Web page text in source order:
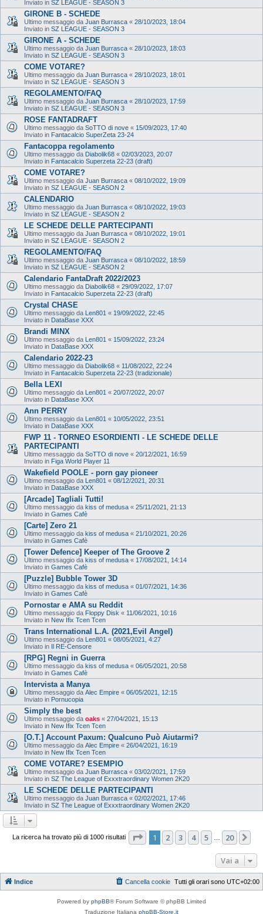
Inviato in SZ LEAGUE - SEASON 3
GIRONE B - SCHEDE
Ultimo messaggio da Juan Burrasca « 28/10/2023, 18:04
Inviato in SZ LEAGUE - SEASON 3
GIRONE A - SCHEDE
Ultimo messaggio da Juan Burrasca « 28/10/2023, 18:03
Inviato in SZ LEAGUE - SEASON 3
COME VOTARE?
Ultimo messaggio da Juan Burrasca « 28/10/2023, 18:01
Inviato in SZ LEAGUE - SEASON 3
REGOLAMENTO/FAQ
Ultimo messaggio da Juan Burrasca « 28/10/2023, 17:59
Inviato in SZ LEAGUE - SEASON 3
ROSE FANTADRAFT
Ultimo messaggio da SoTTO di nove « 15/09/2023, 17:40
Inviato in Fantacalcio SuperZeta 23-24
Fantacoppa regolamento
Ultimo messaggio da Diabolik68 « 02/03/2023, 20:07
Inviato in Fantacalcio Superzeta 22-23 (draft)
COME VOTARE?
Ultimo messaggio da Juan Burrasca « 08/10/2022, 19:09
Inviato in SZ LEAGUE - SEASON 2
CALENDARIO
Ultimo messaggio da Juan Burrasca « 08/10/2022, 19:03
Inviato in SZ LEAGUE - SEASON 2
LE SCHEDE DELLE PARTECIPANTI
Ultimo messaggio da Juan Burrasca « 08/10/2022, 19:01
Inviato in SZ LEAGUE - SEASON 2
REGOLAMENTO/FAQ
Ultimo messaggio da Juan Burrasca « 08/10/2022, 18:59
Inviato in SZ LEAGUE - SEASON 2
Calendario FantaDraft 2022/2023
Ultimo messaggio da Diabolik68 « 29/09/2022, 17:07
Inviato in Fantacalcio Superzeta 22-23 (draft)
Crystal CHASE
Ultimo messaggio da Len801 « 19/09/2022, 22:45
Inviato in DataBase XXX
Brandi MINX
Ultimo messaggio da Len801 « 15/09/2022, 23:24
Inviato in DataBase XXX
Calendario 2022-23
Ultimo messaggio da Diabolik68 « 11/08/2022, 22:24
Inviato in Fantacalcio Superzeta 22-23 (tradizionale)
Bella LEXI
Ultimo messaggio da Len801 « 20/07/2022, 20:07
Inviato in DataBase XXX
Ann PERRY
Ultimo messaggio da Len801 « 10/05/2022, 23:51
Inviato in DataBase XXX
FWP 11 - TORNEO ESORDIENTI - LE SCHEDE DELLE
PARTECIPANTI
Ultimo messaggio da SoTTO di nove « 20/12/2021, 16:59
Inviato in Figa World Player 11
Wakefield POOLE - porn gay pioneer
Ultimo messaggio da Len801 « 08/12/2021, 20:31
Inviato in DataBase XXX
[Arcade] Tagliali Tutti!
Ultimo messaggio da kiss of medusa « 25/11/2021, 21:13
Inviato in Games Cafè
[Carte] Zero 21
Ultimo messaggio da kiss of medusa « 21/10/2021, 20:26
Inviato in Games Cafè
[Tower Defence] Keeper of The Groove 2
Ultimo messaggio da kiss of medusa « 17/08/2021, 14:14
Inviato in Games Cafè
[Puzzle] Bubble Tower 3D
Ultimo messaggio da kiss of medusa « 01/07/2021, 14:36
Inviato in Games Cafè
Pornostar e AMA su Reddit
Ultimo messaggio da Floppy Disk « 11/06/2021, 10:16
Inviato in New Ifix Tcen Tcen
Trans International L.A. (2021,Evil Angel)
Ultimo messaggio da Len801 « 08/05/2021, 4:27
Inviato in Il RE-Censore
[RPG] Regni in Guerra
Ultimo messaggio da kiss of medusa « 06/05/2021, 20:58
Inviato in Games Cafè
Intervista a Manya
Ultimo messaggio da Alec Empire « 06/05/2021, 12:15
Inviato in Pornucopia
Simply the best
Ultimo messaggio da oaks « 27/04/2021, 15:13
Inviato in New Ifix Tcen Tcen
[O.T.] Account Paxum: Qualcuno Può Aiutarmi?
Ultimo messaggio da Alec Empire « 26/04/2021, 16:19
Inviato in New Ifix Tcen Tcen
COME VOTARE? ESEMPIO
Ultimo messaggio da Juan Burrasca « 03/02/2021, 17:59
Inviato in SZ The League of Exxxtraordinary Women 2K20
LE SCHEDE DELLE PARTECIPANTI
Ultimo messaggio da Juan Burrasca « 02/02/2021, 17:46
Inviato in SZ The League of Exxxtraordinary Women 2K20
La ricerca ha trovato più di 1000 risultati Pagina di 20
1 2 3 4 5 20
Vai a
Indice Tutti gli orari sono UTC+02:00
Cancella cookie
Powered by phpBB® Forum Software © phpBB Limited
Traduzione Italiana phpBB-Store.it